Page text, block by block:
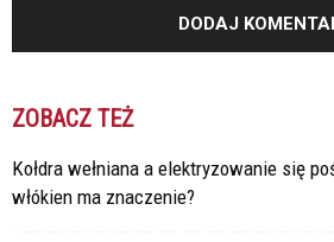
ZOBACZ TEŻ
Kołdra wełniana a elektryzowanie się
włókien ma znaczenie?